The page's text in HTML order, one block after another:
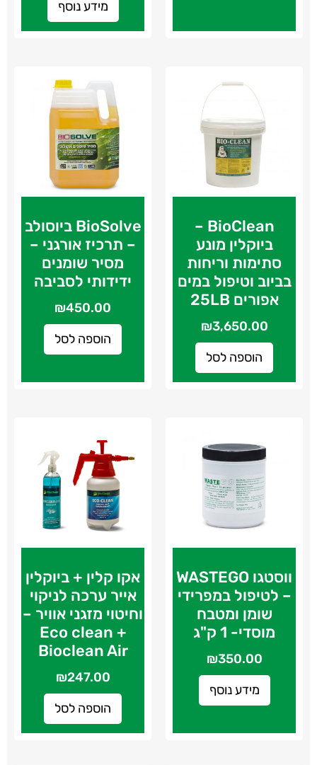
מידע נוסף
BioClean –
ביוקלין מונע
סתימות וריחות
בביוב וטיפול במים
אפורים 25LB
₪3,650.00
הוספה לסל
BioSolve ביוסולב
– תרכיז אורגני –
מסיר שומנים
ידידותי לסביבה
₪450.00
הוספה לסל
ווסטגו WASTEGO
– לטיפול במפרידי
שומן ומטבח
מוסדי- 1 ק"ג
₪350.00
מידע נוסף
אקו קלין + ביוקלין
אייר ערכה לניקוי
וחיטוי מזגני אוויר –
Eco clean +
Bioclean Air
₪247.00
הוספה לסל